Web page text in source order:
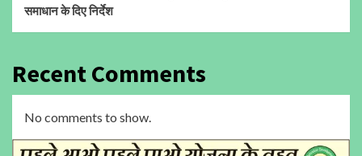
समाधान के दिए निर्देश
Recent Comments
No comments to show.